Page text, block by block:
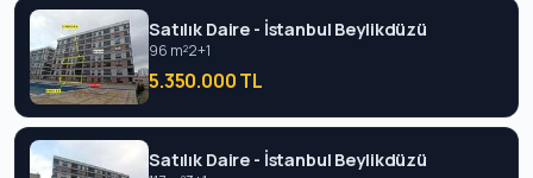
Satılık Daire - İstanbul Beylikdüzü
96 m²2+1
5.350.000 TL
Satılık Daire - İstanbul Beylikdüzü